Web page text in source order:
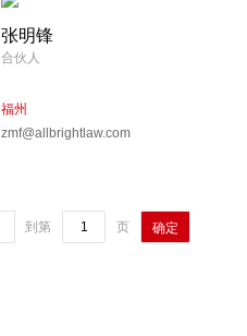
张明锋
合伙人
福州
zmf@allbrightlaw.com
到第 页 确定